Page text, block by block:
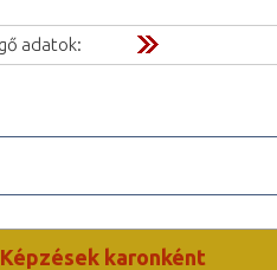
adatok:
Képzések karonként